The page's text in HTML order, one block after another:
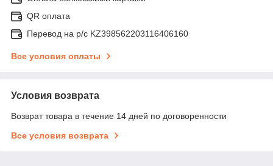
QR оплата
Перевод на р/с KZ398562203116406160
Все условия оплаты
Условия возврата
Возврат товара в течение 14 дней по договоренности
Все условия возврата